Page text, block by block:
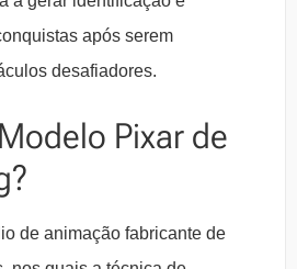
após serem
desafiadores.
Pixar de
de animação fabricante de